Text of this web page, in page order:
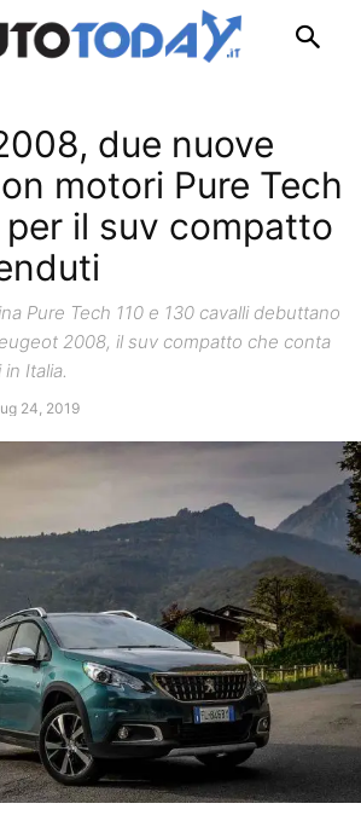
due nuove
motori Pure Tech
per il suv compatto
Pure Tech 110 e 130 cavalli debuttano
2008, il suv compatto che conta
Italia.
24, 2019